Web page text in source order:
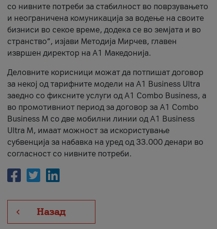
со нивните потреби за стабилност во поврзувањето
и неограничена комуникација за водење на своите
бизниси во секое време, додека се во земјата и во
странство“, изјави Методија Мирчев, главен
извршен директор на А1 Македонија.
Деловните корисници можат да потпишат договор
за некој од тарифните модели на A1 Business Ultra
заедно со фиксните услуги од A1 Combo Business, а
во промотивниот период за договор за A1 Combo
Business M со две мобилни линии од A1 Business
Ultra M, имаат можност за искористување
субвенција за набавка на уред од 33.000 денари во
согласност со нивните потреби.
Назад